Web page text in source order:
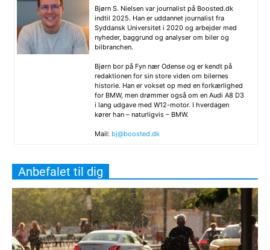
Bjørn S. Nielsen var journalist på Boosted.dk
indtil 2025. Han er uddannet journalist fra
Syddansk Universitet i 2020 og arbejder med
nyheder, baggrund og analyser om biler og
bilbranchen.
Bjørn bor på Fyn nær Odense og er kendt på
redaktionen for sin store viden om bilernes
historie. Han er vokset op med en forkærlighed
for BMW, men drømmer også om en Audi A8 D3
i lang udgave med W12-motor. I hverdagen
kører han – naturligvis – BMW.
Mail: bj@boosted.dk